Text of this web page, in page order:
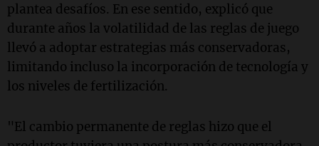
plantea desafíos. En ese sentido, explicó que
durante años la volatilidad de las reglas de juego
llevó a adoptar estrategias más conservadoras,
limitando incluso la incorporación de tecnología y
los niveles de fertilización.
"El cambio permanente de reglas hizo que el